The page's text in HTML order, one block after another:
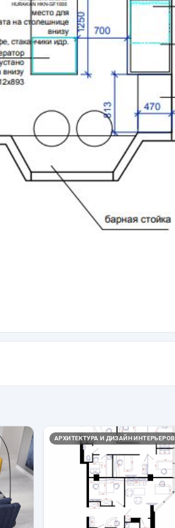
АРХИТЕКТУРА И ДИЗАЙН ИНТЕРЬЕРОВ